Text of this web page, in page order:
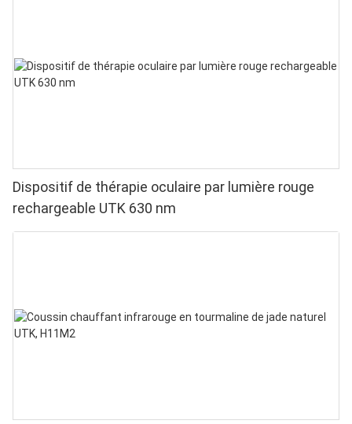
Dispositif de thérapie oculaire par lumière rouge
rechargeable UTK 630 nm